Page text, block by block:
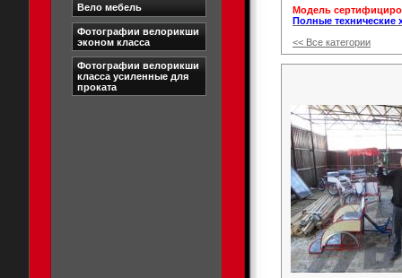
Вело мебель
Фотографии велорикши
эконом класса
Фотографии велорикши
класса усиленные для
проката
Модель
Полные технические
<< Все категории